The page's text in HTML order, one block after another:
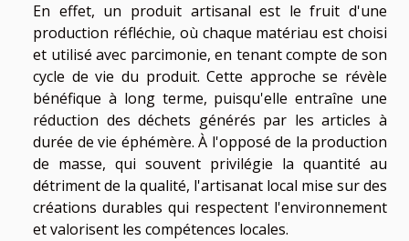
En effet, un produit artisanal est le fruit d'une
production réfléchie, où chaque matériau est choisi
et utilisé avec parcimonie, en tenant compte de son
cycle de vie du produit. Cette approche se révèle
bénéfique à long terme, puisqu'elle entraîne une
réduction des déchets générés par les articles à
durée de vie éphémère. À l'opposé de la production
de masse, qui souvent privilégie la quantité au
détriment de la qualité, l'artisanat local mise sur des
créations durables qui respectent l'environnement
et valorisent les compétences locales.